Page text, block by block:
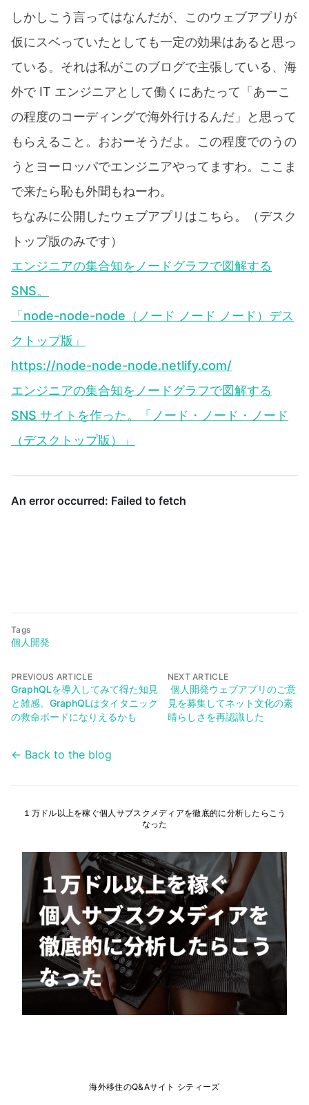
しかしこう言ってはなんだが、このウェブアプリが
仮にスベっていたとしても一定の効果はあると思っ
ている。それは私がこのブログで主張している、海
外で IT エンジニアとして働くにあたって「あーこ
の程度のコーディングで海外行けるんだ」と思って
もらえること。おおーそうだよ。この程度でのうの
うとヨーロッパでエンジニアやってますわ。ここま
で来たら恥も外聞もねーわ。
ちなみに公開したウェブアプリはこちら。（デスク
トップ版のみです）
エンジニアの集合知をノードグラフで図解する
SNS。
「node-node-node（ノード ノード ノード）デス
クトップ版」
https://node-node-node.netlify.com/
エンジニアの集合知をノードグラフで図解する
SNS サイトを作った。「ノード・ノード・ノード
（デスクトップ版）」
Tags
個人開発
PREVIOUS ARTICLE
GraphQLを導入してみて得た知見
と雑感。GraphQLはタイタニック
の救命ボードになりえるかも
NEXT ARTICLE
個人開発ウェブアプリのご意
見を募集してネット文化の素
晴らしさを再認識した
← Back to the blog
１万ドル以上を稼ぐ個人サブスクメディアを徹底的に分析したらこう
なった
海外移住のQ&Aサイト シティーズ